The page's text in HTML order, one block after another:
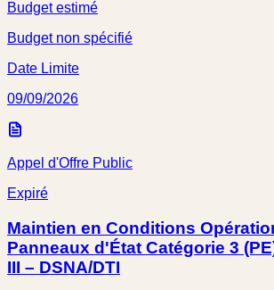
Budget estimé
Budget non spécifié
Date Limite
09/09/2026
Appel d'Offre Public
Expiré
Maintien en Conditions
Panneaux d'État Catégorie 3
III – DSNA/DTI